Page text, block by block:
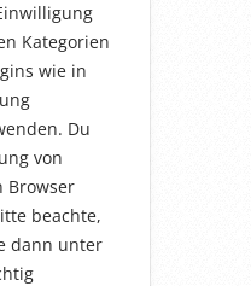
Kategorien
wie in
Du
von
Browser
beachte,
dann unter